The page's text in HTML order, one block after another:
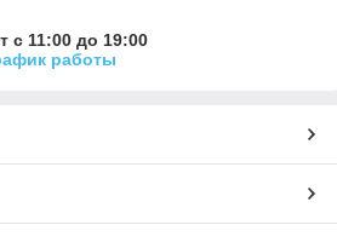
с 11:00 до 19:00
работы